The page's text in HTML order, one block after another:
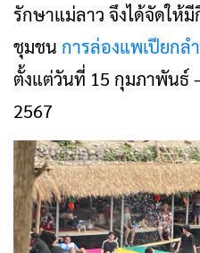
รักษาแม่ลาว จึงได้จัดให้
ชุมชน การล่องแพเปียกล
ตั้งแต่วันที่ 15 กุมภาพันธ์
2567